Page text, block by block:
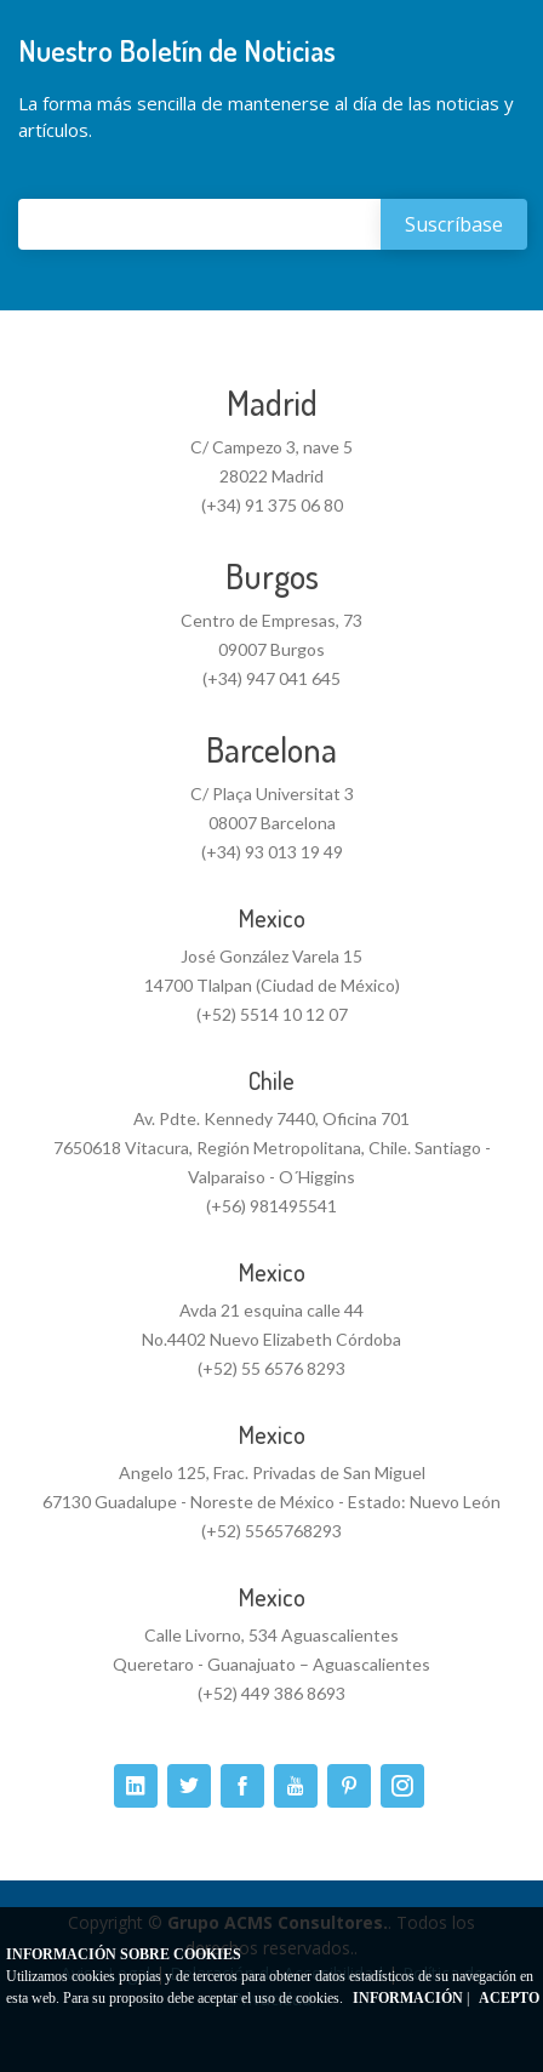
Nuestro Boletín de Noticias
La forma más sencilla de mantenerse al día de las noticias y
artículos.
Madrid
C/ Campezo 3, nave 5
28022 Madrid
(+34) 91 375 06 80
Burgos
Centro de Empresas, 73
09007 Burgos
(+34) 947 041 645
Barcelona
C/ Plaça Universitat 3
08007 Barcelona
(+34) 93 013 19 49
Mexico
José González Varela 15
14700 Tlalpan (Ciudad de México)
(+52) 5514 10 12 07
Chile
Av. Pdte. Kennedy 7440, Oficina 701
7650618 Vitacura, Región Metropolitana, Chile. Santiago -
Valparaiso - O´Higgins
(+56) 981495541
Mexico
Avda 21 esquina calle 44
No.4402 Nuevo Elizabeth Córdoba
(+52) 55 6576 8293
Mexico
Angelo 125, Frac. Privadas de San Miguel
67130 Guadalupe - Noreste de México - Estado: Nuevo León
(+52) 5565768293
Mexico
Calle Livorno, 534 Aguascalientes
Queretaro - Guanajuato – Aguascalientes
(+52) 449 386 8693
Copyright © Grupo ACMS Consultores.. Todos los
derechos reservados..
Aviso Legal|Delaración de Accesibilidad|Política de
Privacidad
INFORMACIÓN SOBRE COOKIES
Utilizamos cookies propias y de terceros para obtener datos estadísticos de su navegación en
esta web. Para su proposito debe aceptar el uso de cookies.
INFORMACIÓN ACEPTO